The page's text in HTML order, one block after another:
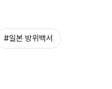
#일본 방위백서